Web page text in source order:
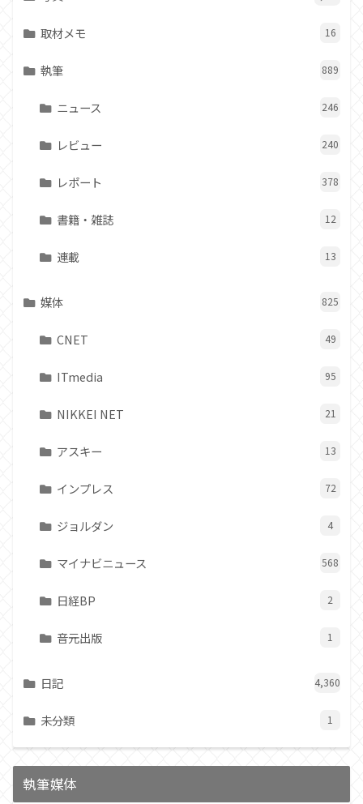
取材メモ 16
執筆 889
ニュース 246
レビュー 240
レポート 378
書籍・雑誌 12
連載 13
媒体 825
CNET 49
ITmedia 95
NIKKEI NET 21
アスキー 13
インプレス 72
ジョルダン 4
マイナビニュース 568
日経BP 2
音元出版 1
日記 4,360
未分類 1
執筆媒体